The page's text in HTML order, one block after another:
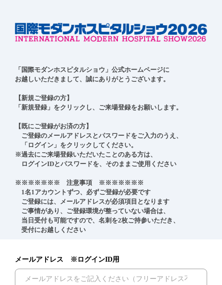
「国際モダンホスピタルショウ」公式ホームページに
お越しいただきまして、誠にありがとうございます。
【新規ご登録の方】
「新規登録」をクリックし、ご来場登録をお願いします。
【既にご登録がお済の方】
ご登録のメールアドレスとパスワードをご入力のうえ、
「ログイン」をクリックしてください。
※過去にご来場登録いただいたことのある方は、
ログインIDとパスワードを、そのままご使用ください
※※※※※※※　注意事項　※※※※※※※
1名1アカウントずつ、必ずご登録が必要です
ご登録には、メールアドレスが必須項目となります
ご事情があり、ご登録環境が整っていない場合は、
当日受付も可能ですので、名刺を2枚ご持参いただき、
受付にお越しください
メールアドレス ※ログインID用